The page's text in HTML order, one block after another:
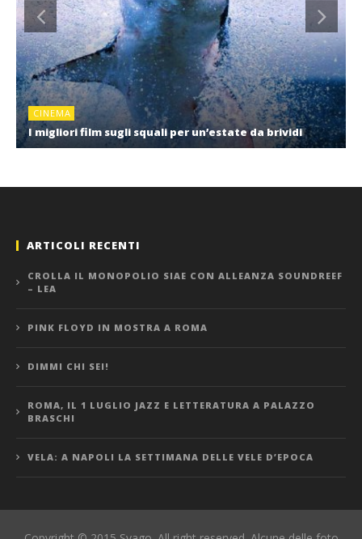
CINEMA
I migliori film sugli squali per un’estate da brividi
ARTICOLI RECENTI
CROLLA IL MONOPOLIO SIAE CON ALLEANZA SOUNDREEF
– LEA
PINK FLOYD IN MOSTRA A ROMA
DIMMI CHI SEI!
ROMA, IL 1 LUGLIO JAZZ E LETTERATURA A PALAZZO
BRASCHI
VELA: A NAPOLI LA SETTIMANA DELLE VELE D’EPOCA